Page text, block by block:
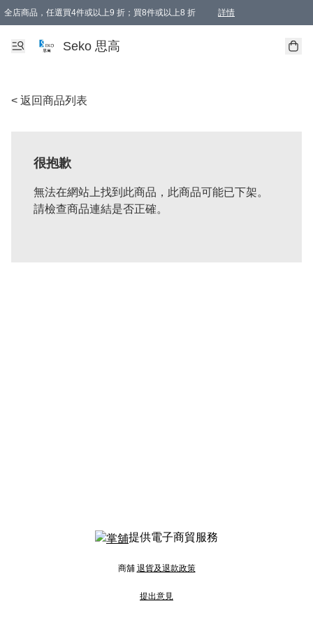
全店商品，任選買4件或以上9 折；買8件或以上8 折 詳情
新會員首次購物即享全單 95 折優惠！
購物滿198, 全單免運
Seko 思高
< 返回商品列表
很抱歉
無法在網站上找到此商品，此商品可能已下架。
請檢查商品連結是否正確。
提供電子商貿服務
商舖 退貨及退款政策
提出意見